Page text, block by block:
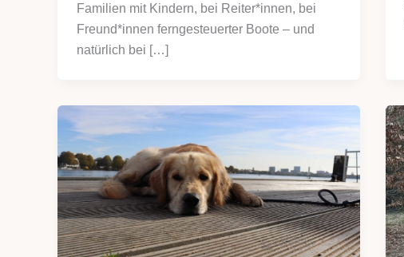
Familien mit Kindern, bei Reiter*innen, bei
Freund*innen ferngesteuerter Boote – und
natürlich bei […]